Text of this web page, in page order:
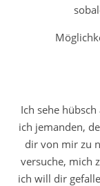
Ich sehe
ich jemanden,
dir von mir zu
versuche, mich
ich will dir